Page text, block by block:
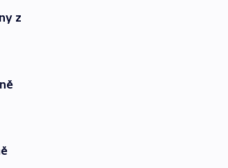
z